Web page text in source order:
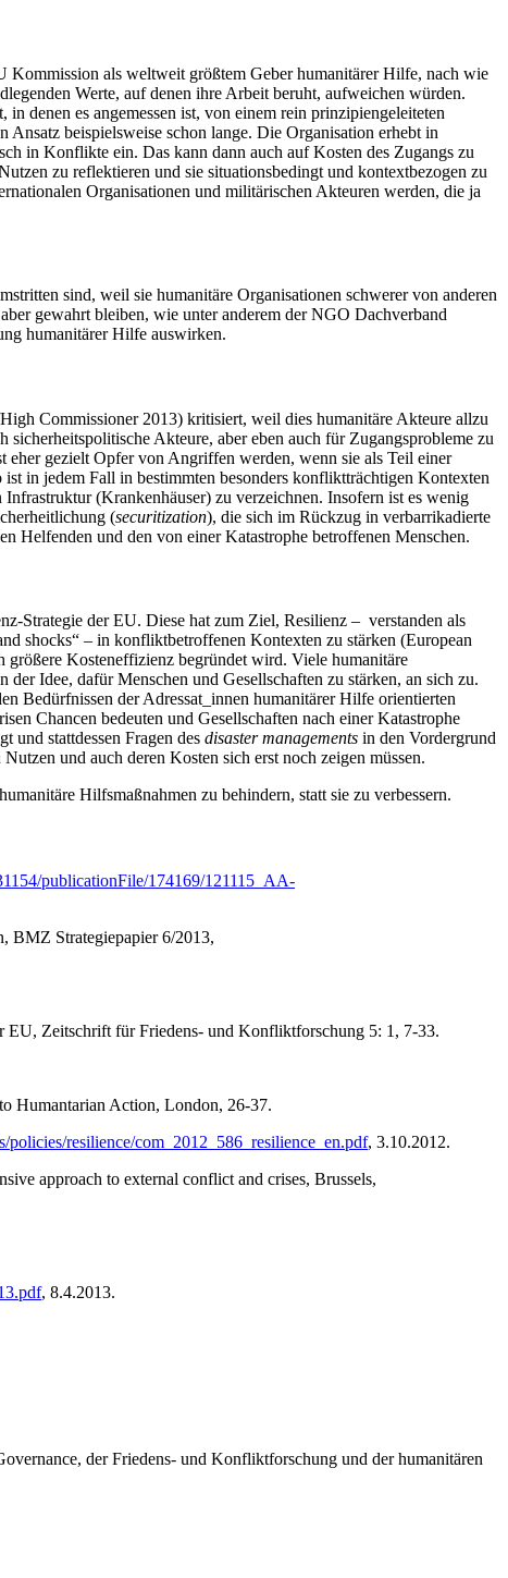
Kommission als weltweit größtem Geber humanitärer Hilfe, nach wie
Werte, auf denen ihre Arbeit beruht, aufweichen würden.
denen es angemessen ist, von einem rein prinzipiengeleiteten
beispielsweise schon lange. Die Organisation erhebt in
in Konflikte ein. Das kann dann auch auf Kosten des Zugangs zu
zu reflektieren und sie situationsbedingt und kontextbezogen zu
Organisationen und militärischen Akteuren werden, die ja
sind, weil sie humanitäre Organisationen schwerer von anderen
gewahrt bleiben, wie unter anderem der NGO Dachverband
humanitärer Hilfe auswirken.
Commissioner 2013) kritisiert, weil dies humanitäre Akteure allzu
Akteure, aber eben auch für Zugangsprobleme zu
eher gezielt Opfer von Angriffen werden, wenn sie als Teil einer
in jedem Fall in bestimmten besonders konfliktträchtigen Kontexten
(Krankenhäuser) zu verzeichnen. Insofern ist es wenig
(securitization), die sich im Rückzug in verbarrikadierte
Helfenden und den von einer Katastrophe betroffenen Menschen.
Strategie der EU. Diese hat zum Ziel, Resilienz – verstanden als
shocks“ – in konfliktbetroffenen Kontexten zu stärken (European
Kosteneffizienz begründet wird. Viele humanitäre
Idee, dafür Menschen und Gesellschaften zu stärken, an sich zu.
Bedürfnissen der Adressat_innen humanitärer Hilfe orientierten
Chancen bedeuten und Gesellschaften nach einer Katastrophe
und stattdessen Fragen des disaster managements in den Vordergrund
und auch deren Kosten sich erst noch zeigen müssen.
Hilfsmaßnahmen zu behindern, statt sie zu verbessern.
publicationFile/174169/121115_AA-
BMZ Strategiepapier 6/2013,
EU, Zeitschrift für Friedens- und Konfliktforschung 5: 1, 7-33.
Humantarian Action, London, 26-37.
policies/resilience/com_2012_586_resilience_en.pdf, 3.10.2012.
approach to external conflict and crises, Brussels,
, 8.4.2013.
der Friedens- und Konfliktforschung und der humanitären